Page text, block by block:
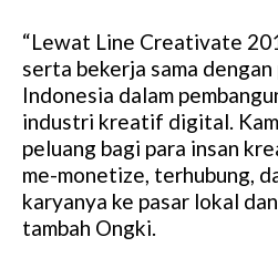
“Lewat Line Creativate
serta bekerja sama
Indonesia dalam
industri kreatif digital.
peluang bagi para insan
me-monetize, terhubung,
karyanya ke pasar lokal
tambah Ongki.